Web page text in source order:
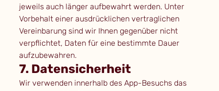
jeweils auch länger aufbewahrt werden. Unter
Vorbehalt einer ausdrücklichen vertraglichen
Vereinbarung sind wir Ihnen gegenüber nicht
verpflichtet, Daten für eine bestimmte Dauer
aufzubewahren.
7. Datensicherheit
Wir verwenden innerhalb des App-Besuchs das